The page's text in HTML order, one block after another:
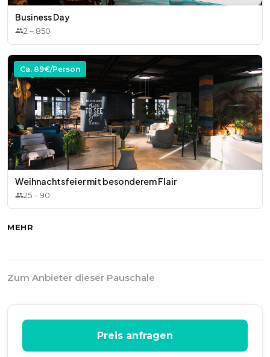
Business Day
2 – 850
Ca. 89€/Person
Weihnachtsfeier mit besonderem Flair
25–90
MEHR
Zum Anbieter dieser Pauschale
Preis anfragen